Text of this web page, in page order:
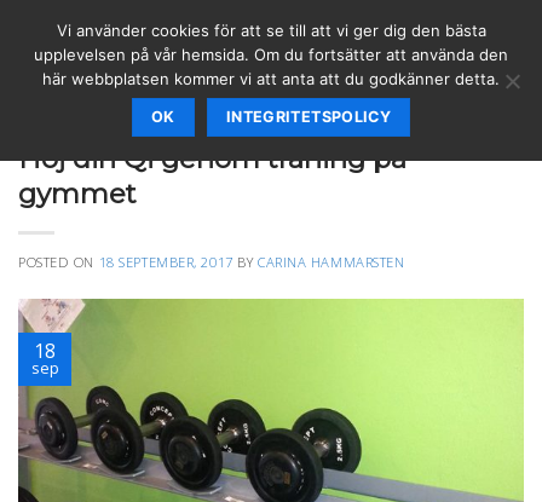
content
Höj din Qi genom träning på
gymmet
POSTED ON 18 SEPTEMBER, 2017 BY CARINA HAMMARSTEN
18
sep
Vi använder cookies för att se till att vi ger dig den bästa
upplevelsen på vår hemsida. Om du fortsätter att använda den
här webbplatsen kommer vi att anta att du godkänner detta.
OK INTEGRITETSPOLICY